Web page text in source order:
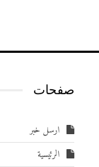
صفحات
ارسل خبر
الرئيسية